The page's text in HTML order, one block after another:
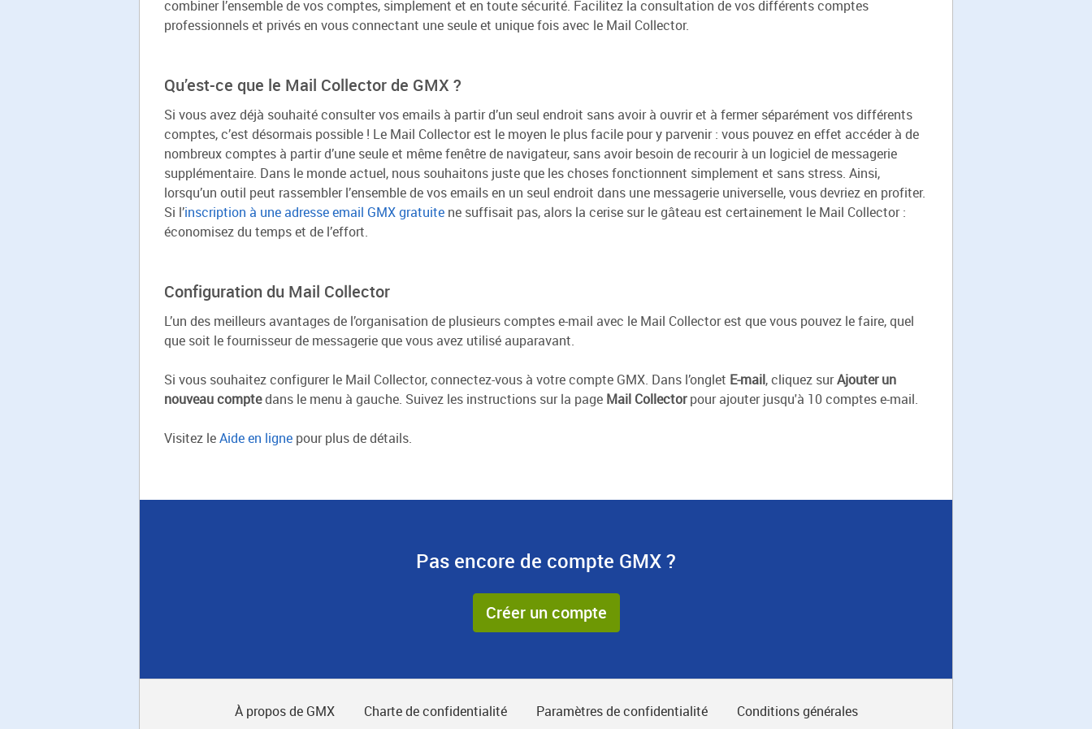
combiner l’ensemble de vos comptes, simplement et en toute sécurité. Facilitez la consultation de vos différents comptes
professionnels et privés en vous connectant une seule et unique fois avec le Mail Collector.
Qu’est-ce que le Mail Collector de GMX ?
Si vous avez déjà souhaité consulter vos emails à partir d’un seul endroit sans avoir à ouvrir et à fermer séparément vos différents
comptes, c’est désormais possible ! Le Mail Collector est le moyen le plus facile pour y parvenir : vous pouvez en effet accéder à de
nombreux comptes à partir d’une seule et même fenêtre de navigateur, sans avoir besoin de recourir à un logiciel de messagerie
supplémentaire. Dans le monde actuel, nous souhaitons juste que les choses fonctionnent simplement et sans stress. Ainsi,
lorsqu’un outil peut rassembler l’ensemble de vos emails en un seul endroit dans une messagerie universelle, vous devriez en profiter.
Si l’inscription à une adresse email GMX gratuite ne suffisait pas, alors la cerise sur le gâteau est certainement le Mail Collector :
économisez du temps et de l’effort.
Configuration du Mail Collector
L’un des meilleurs avantages de l’organisation de plusieurs comptes e-mail avec le Mail Collector est que vous pouvez le faire, quel
que soit le fournisseur de messagerie que vous avez utilisé auparavant.
Si vous souhaitez configurer le Mail Collector, connectez-vous à votre compte GMX. Dans l’onglet E-mail, cliquez surAjouter un
nouveau comptedans le menu à gauche. Suivez les instructions sur la page Mail Collectorpour ajouter jusqu'à 10 comptes e-mail.
Visitez leAide en ligne pour plus de détails.
Pas encore de compte GMX ?
Créer un compte
À propos de GMX Charte de confidentialité Paramètres de confidentialité Conditions générales